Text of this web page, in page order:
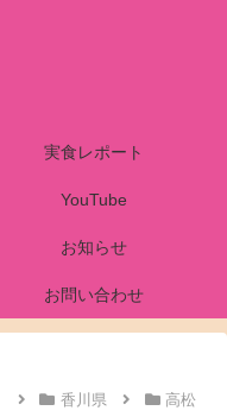
実食レポート
YouTube
お知らせ
お問い合わせ
香川県
高松